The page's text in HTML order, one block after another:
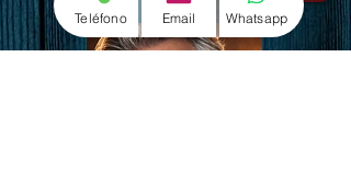
Teléfono Email Whatsapp